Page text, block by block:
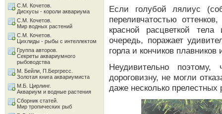
Если голубой лялиус
переливчатостью
красной расцветкой
очередь, поражает
горла и кончиков
Неудивительно
дороговизну, не могли
даже несколько
С.М. Кочетов.
Дискусы - короли аквариума
С.М. Кочетов.
Мир водных растений
С.М. Кочетов.
Цихлиды - рыбы с интеллектом
Группа авторов.
Секреты аквариумного
рыбоводства
М. Бейли, П.Бергресс.
Золотая книга аквариумиста
М.Б. Цирлинг.
Аквариум и водные растения
Сборник статей.
Мир тропических рыб